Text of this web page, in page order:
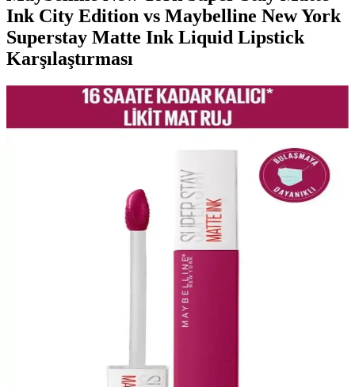
Ink City Edition vs Maybelline New York
Superstay Matte Ink Liquid Lipstick
Karşılaştırması